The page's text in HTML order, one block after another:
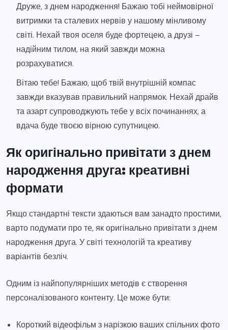
Друже, з днем народження! Бажаю тобі неймовірної
витримки та сталевих нервів у нашому мінливому
світі. Нехай твоя оселя буде фортецею, а друзі –
надійним тилом, на який завжди можна
розрахуватися.
Вітаю тебе! Бажаю, щоб твій внутрішній компас
завжди вказував правильний напрямок. Нехай драйв
та азарт супроводжують тебе у всіх починаннях, а
вдача буде твоєю вірною супутницею.
Як оригінально привітати з днем
народження друга: креативні
формати
Якщо стандартні тексти здаються вам занадто простими,
варто подумати про те, як оригінально привітати з днем
народження друга. У світі технологій та креативу
варіантів безліч.
Одним із найпопулярніших методів є створення
персоналізованого контенту. Це може бути:
Короткий відеофільм з нарізкою ваших спільних фото